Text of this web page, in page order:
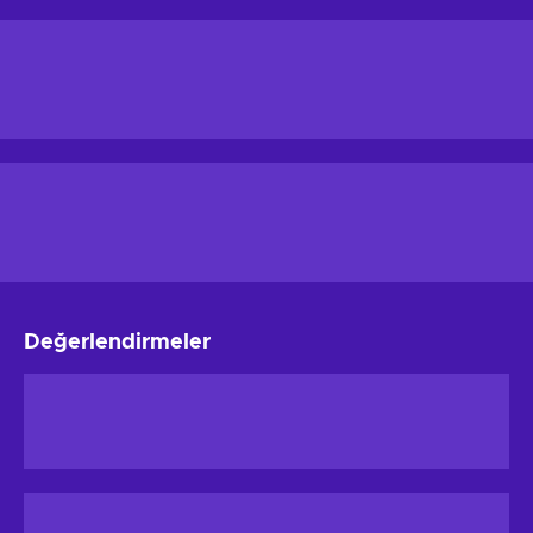
Değerlendirmeler